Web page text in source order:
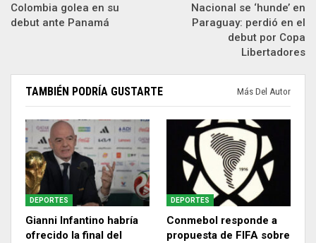
Colombia golea en su
debut ante Panamá
Nacional se ‘hunde’ en
Paraguay: perdió en el
debut por Copa
Libertadores
TAMBIÉN PODRÍA GUSTARTE Más Del Autor
DEPORTES
Gianni Infantino habría
ofrecido la final del
DEPORTES
Conmebol responde a
propuesta de FIFA sobre